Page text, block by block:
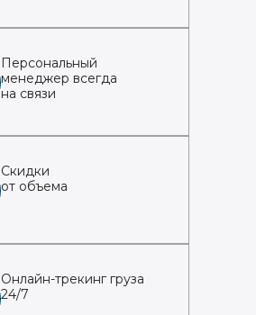
Персональный
менеджер всегда
на связи
Скидки
от объема
Онлайн-трекинг груза
24/7